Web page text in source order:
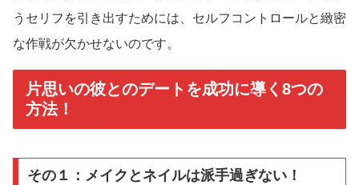
うセリフを引き出すためには、セルフコントロールと緻密
な作戦が欠かせないのです。
片思いの彼とのデートを成功に導く8つの
方法！
その１：メイクとネイルは派手過ぎない！